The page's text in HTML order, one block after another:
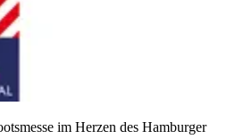
im Herzen des Hamburger